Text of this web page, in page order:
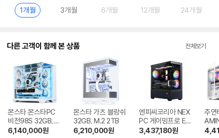
1개월 3개월 6개월 12개월 24개월
다른 고객이 함께 본 상품 전체보기
몬스타 몬스타PC
비전98S 32GB,
M.2 1TB
6,140,000원
몬스타 가츠 블랑쉬
32GB, M.2 2TB
6,210,000원
엔피씨코리아 NEX
PC 게이밍프로 E3
54 16GB, M.2 2T
3,437,180원
주연